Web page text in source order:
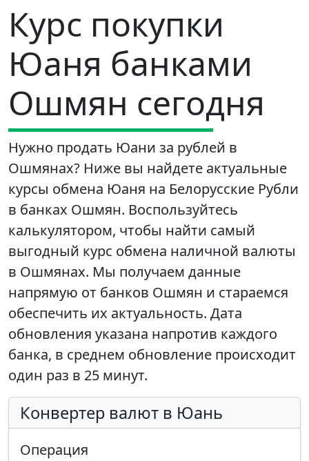
Курс покупки
Юаня банками
Ошмян сегодня
Нужно продать Юани за рублей в
Ошмянах? Ниже вы найдете актуальные
курсы обмена Юаня на Белорусские Рубли
в банках Ошмян. Воспользуйтесь
калькулятором, чтобы найти самый
выгодный курс обмена наличной валюты
в Ошмянах. Мы получаем данные
напрямую от банков Ошмян и стараемся
обеспечить их актуальность. Дата
обновления указана напротив каждого
банка, в среднем обновление происходит
один раз в 25 минут.
Конвертер валют в Юань
Операция